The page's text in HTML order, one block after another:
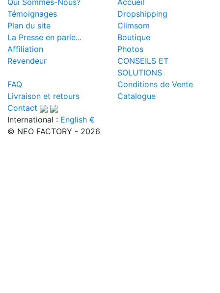
Qui Sommes-Nous?
Accueil
Témoignages
Dropshipping
Plan du site
Climsom
La Presse en parle...
Boutique
Affiliation
Photos
Revendeur
CONSEILS ET
SOLUTIONS
FAQ
Conditions de Vente
Livraison et retours
Catalogue
Contact
International : English €
© NEO FACTORY - 2026